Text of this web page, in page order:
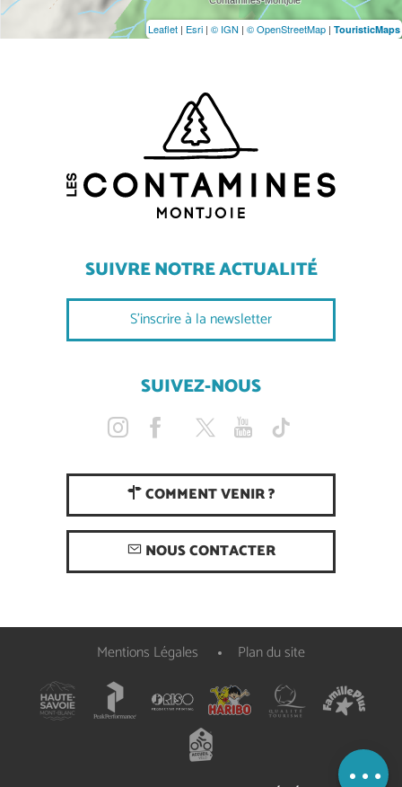
Prestations
Carte
Leaflet | Esri | © IGN | © OpenStreetMap | TouristicMaps
SUIVRE NOTRE ACTUALITÉ
S'inscrire à la newsletter
SUIVEZ-NOUS
COMMENT VENIR ?
NOUS CONTACTER
Mentions Légales Plan du site